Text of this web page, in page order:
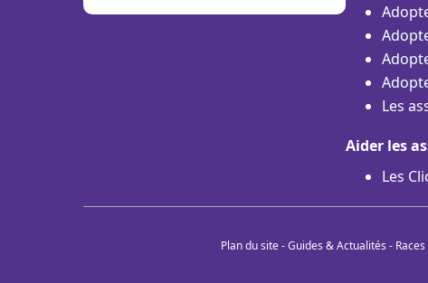
Les
Aider les
Les
Plan du site-Guides & Actualités -